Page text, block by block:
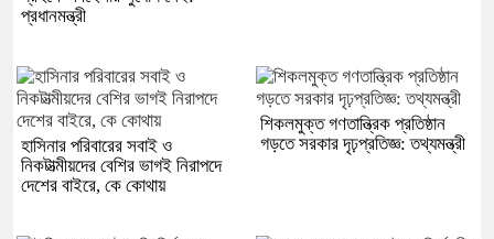
প্রধানমন্ত্রী
হাসিনার পরিবারের সবাই ও
নিকটাত্মীয়দের বেশির ভাগই নিরাপদে
দেশের বাইরে, কে কোথায়
শিকলমুক্ত গণতান্ত্রিক প্রতিষ্ঠান
গড়তে সরকার দৃঢ়প্রতিজ্ঞ: তথ্যমন্ত্রী